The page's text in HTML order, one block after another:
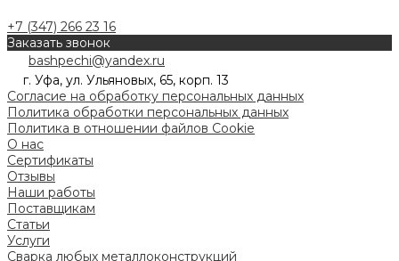
+7 (347) 266 23 16
Заказать звонок
bashpechi@yandex.ru
г. Уфа, ул. Ульяновых, 65, корп. 13
Согласие на обработку персональных данных
Политика обработки персональных данных
Политика в отношении файлов Cookie
О нас
Сертификаты
Отзывы
Наши работы
Поставщикам
Статьи
Услуги
Сварка любых металлоконструкций